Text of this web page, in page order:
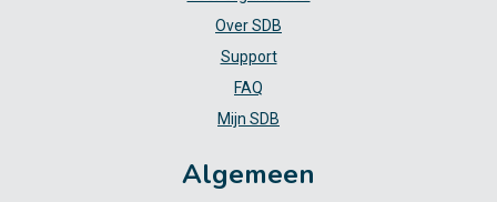
Over SDB
Support
FAQ
Mijn SDB
Algemeen